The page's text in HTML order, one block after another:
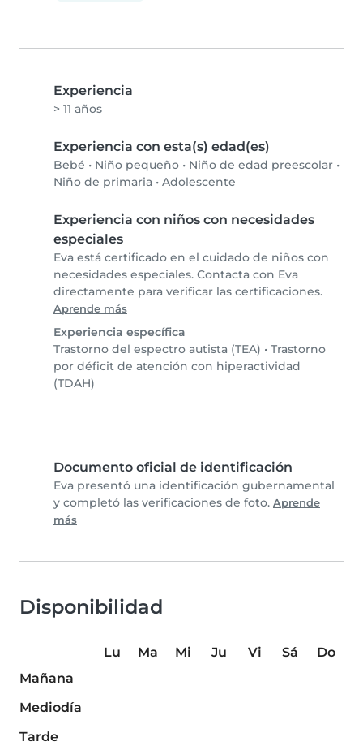
Experiencia
> 11 años
Experiencia con esta(s) edad(es)
Bebé • Niño pequeño • Niño de edad preescolar •
Niño de primaria • Adolescente
Experiencia con niños con necesidades
especiales
Eva está certificado en el cuidado de niños con
necesidades especiales. Contacta con Eva
directamente para verificar las certificaciones.
Aprende más
Experiencia específica
Trastorno del espectro autista (TEA) • Trastorno
por déficit de atención con hiperactividad
(TDAH)
Documento oficial de identificación
Eva presentó una identificación gubernamental
y completó las verificaciones de foto. Aprende
más
Disponibilidad
Lu Ma Mi Ju Vi Sá
Do
Mañana
Mediodía
Tarde